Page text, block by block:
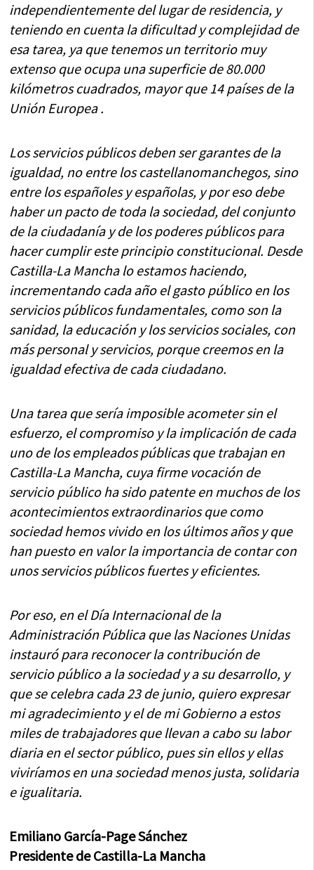
independientemente del lugar de residencia, y
teniendo en cuenta la dificultad y complejidad de
esa tarea, ya que tenemos un territorio muy
extenso que ocupa una superficie de 80.000
kilómetros cuadrados, mayor que 14 países de la
Unión Europea .
Los servicios públicos deben ser garantes de la
igualdad, no entre los castellanomanchegos, sino
entre los españoles y españolas, y por eso debe
haber un pacto de toda la sociedad, del conjunto
de la ciudadanía y de los poderes públicos para
hacer cumplir este principio constitucional. Desde
Castilla-La Mancha lo estamos haciendo,
incrementando cada año el gasto público en los
servicios públicos fundamentales, como son la
sanidad, la educación y los servicios sociales, con
más personal y servicios, porque creemos en la
igualdad efectiva de cada ciudadano.
Una tarea que sería imposible acometer sin el
esfuerzo, el compromiso y la implicación de cada
uno de los empleados públicas que trabajan en
Castilla-La Mancha, cuya firme vocación de
servicio público ha sido patente en muchos de los
acontecimientos extraordinarios que como
sociedad hemos vivido en los últimos años y que
han puesto en valor la importancia de contar con
unos servicios públicos fuertes y eficientes.
Por eso, en el Día Internacional de la
Administración Pública que las Naciones Unidas
instauró para reconocer la contribución de
servicio público a la sociedad y a su desarrollo, y
que se celebra cada 23 de junio, quiero expresar
mi agradecimiento y el de mi Gobierno a estos
miles de trabajadores que llevan a cabo su labor
diaria en el sector público, pues sin ellos y ellas
viviríamos en una sociedad menos justa, solidaria
e igualitaria.
Emiliano García-Page Sánchez
Presidente de Castilla-La Mancha